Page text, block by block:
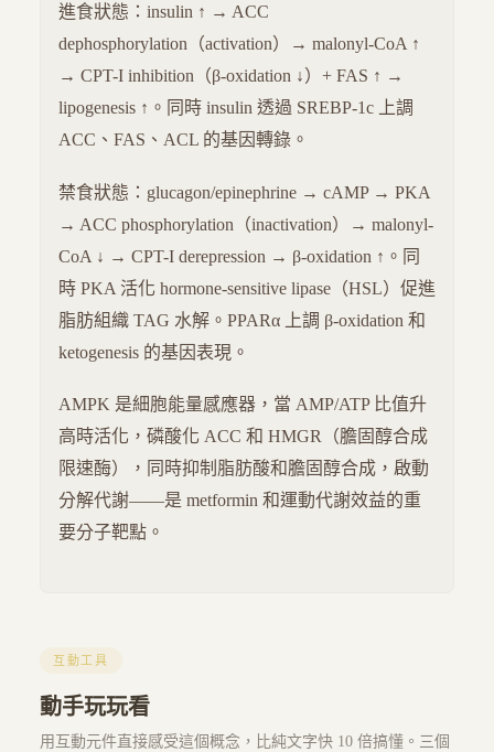
進食狀態：insulin ↑ → ACC
dephosphorylation（activation）→ malonyl-CoA ↑
→ CPT-I inhibition（β-oxidation ↓）+ FAS ↑ →
lipogenesis ↑。同時 insulin 透過 SREBP-1c 上調
ACC、FAS、ACL 的基因轉錄。
禁食狀態：glucagon/epinephrine → cAMP → PKA
→ ACC phosphorylation（inactivation）→ malonyl-
CoA ↓ → CPT-I derepression → β-oxidation ↑。同
時 PKA 活化 hormone-sensitive lipase（HSL）促進
脂肪組織 TAG 水解。PPARα 上調 β-oxidation 和
ketogenesis 的基因表現。
AMPK 是細胞能量感應器，當 AMP/ATP 比值升
高時活化，磷酸化 ACC 和 HMGR（膽固醇合成
限速酶），同時抑制脂肪酸和膽固醇合成，啟動
分解代謝——是 metformin 和運動代謝效益的重
要分子靶點。
互動工具
動手玩玩看
用互動元件直接感受這個概念，比純文字快 10 倍搞懂。三個